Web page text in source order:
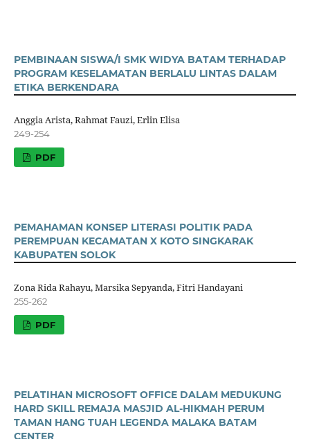
PEMBINAAN SISWA/I SMK WIDYA BATAM TERHADAP
PROGRAM KESELAMATAN BERLALU LINTAS DALAM
ETIKA BERKENDARA
Anggia Arista, Rahmat Fauzi, Erlin Elisa
249-254
PDF
PEMAHAMAN KONSEP LITERASI POLITIK PADA
PEREMPUAN KECAMATAN X KOTO SINGKARAK
KABUPATEN SOLOK
Zona Rida Rahayu, Marsika Sepyanda, Fitri Handayani
255-262
PDF
PELATIHAN MICROSOFT OFFICE DALAM MEDUKUNG
HARD SKILL REMAJA MASJID AL-HIKMAH PERUM
TAMAN HANG TUAH LEGENDA MALAKA BATAM
CENTER